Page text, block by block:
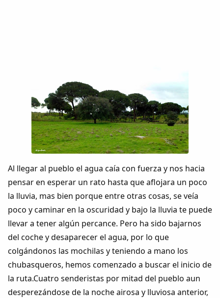
Al llegar al pueblo el agua caía con fuerza y nos hacia
pensar en esperar un rato hasta que aflojara un poco
la lluvia, mas bien porque entre otras cosas, se veía
poco y caminar en la oscuridad y bajo la lluvia te puede
llevar a tener algún percance. Pero ha sido bajarnos
del coche y desaparecer el agua, por lo que
colgándonos las mochilas y teniendo a mano los
chubasqueros, hemos comenzado a buscar el inicio de
la ruta.Cuatro senderistas por mitad del pueblo aun
desperezándose de la noche airosa y lluviosa anterior,